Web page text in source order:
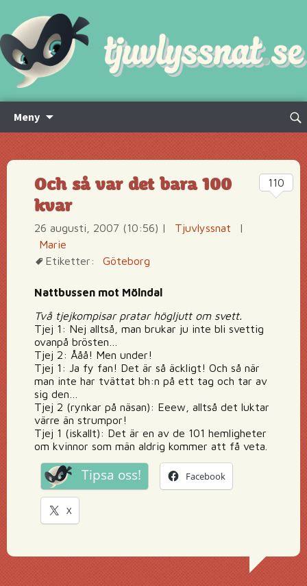
Meny
innehåll
Sök
Och så var det bara 100
kvar
26 augusti, 2007 (10:56) | Tjuvlyssnat
|
Marie
Etiketter:
Göteborg
Nattbussen mot Mölndal
Två tjejkompisar pratar högljutt om svett.
Tjej 1: Nej alltså, man brukar ju inte bli svettig
ovanpå brösten…
Tjej 2: Ååå! Men under!
Tjej 1: Ja fy fan! Det är så äckligt! Och så när
man inte har tvättat bh:n på ett tag och tar av
sig den…
Tjej 2 (rynkar på näsan): Eeew, alltså det luktar
värre än strumpor!
Tjej 1 (iskallt): Det är en av de 101 hemligheter
om kvinnor som män aldrig kommer att få veta.
Tipsa oss! Facebook
X
110